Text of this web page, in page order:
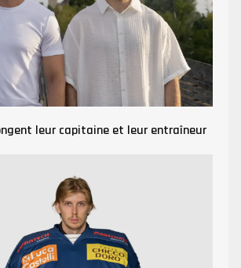
leur capitaine et leur entraîneur